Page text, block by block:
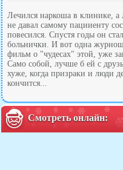
Лечился наркоша в клинике, а
не давал самому пацииенту
повесился. Спустя годы он
больнички. И вот одна
фильм о "чудесах" этой, уже
Само собой, лучше б ей с
хуже, когда призраки и люди
кончится...
Смотреть онлайн: